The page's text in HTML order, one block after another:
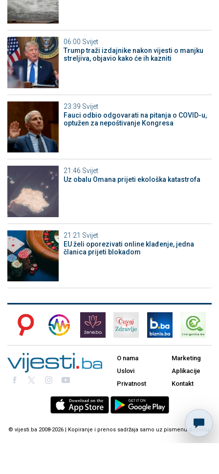
06:00 Svijet
Trump traži izdajnike nakon vijesti o manjku
streljiva, objavio kako će ih kazniti
23:39 Svijet
Fauci odbio odgovarati na pitanja o COVID-u,
optužen za nepoštivanje Kongresa
21:46 Svijet
Uz obalu Omana prijeti ekološka katastrofa
21:21 Svijet
EU želi oporezivati online klađenje, jedna
članica prijeti blokadom
O nama
Uslovi
Privatnost
Marketing
Aplikacije
Kontakt
© vijesti.ba 2008-2026 | Kopiranje i prenos sadržaja samo uz pismenu dozvolu.